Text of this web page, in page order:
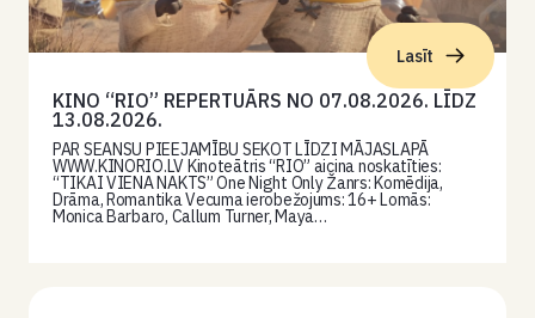
Lasīt
KINO “RIO” REPERTUĀRS NO 07.08.2026. LĪDZ
13.08.2026.
PAR SEANSU PIEEJAMĪBU SEKOT LĪDZI MĀJASLAPĀ
WWW.KINORIO.LV Kinoteātris “RIO” aicina noskatīties:
“TIKAI VIENA NAKTS” One Night Only Žanrs: Komēdija,
Drāma, Romantika Vecuma ierobežojums: 16+ Lomās:
Monica Barbaro, Callum Turner, Maya…